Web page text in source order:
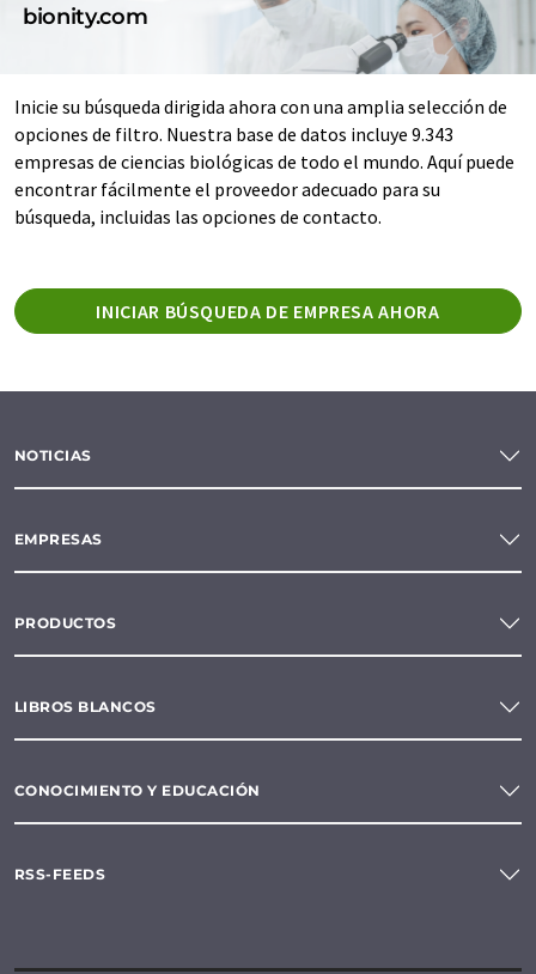
bionity.com
Inicie su búsqueda dirigida ahora con una amplia selección de
opciones de filtro. Nuestra base de datos incluye 9.343
empresas de ciencias biológicas de todo el mundo. Aquí puede
encontrar fácilmente el proveedor adecuado para su
búsqueda, incluidas las opciones de contacto.
INICIAR BÚSQUEDA DE EMPRESA AHORA
NOTICIAS
EMPRESAS
PRODUCTOS
LIBROS BLANCOS
CONOCIMIENTO Y EDUCACIÓN
RSS-FEEDS